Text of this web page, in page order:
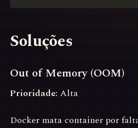
Soluções
Out of Memory (OOM)
Prioridade: Alta
Docker mata container por